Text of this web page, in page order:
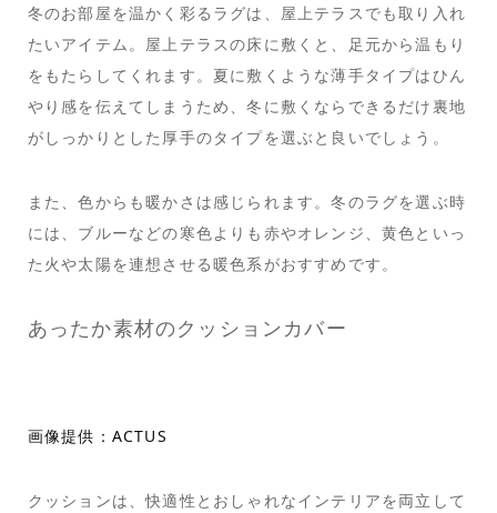
冬のお部屋を温かく彩るラグは、屋上テラスでも取り入れ
たいアイテム。屋上テラスの床に敷くと、足元から温もり
をもたらしてくれます。夏に敷くような薄手タイプはひん
やり感を伝えてしまうため、冬に敷くならできるだけ裏地
がしっかりとした厚手のタイプを選ぶと良いでしょう。
また、色からも暖かさは感じられます。冬のラグを選ぶ時
には、ブルーなどの寒色よりも赤やオレンジ、黄色といっ
た火や太陽を連想させる暖色系がおすすめです。
あったか素材のクッションカバー
画像提供：ACTUS
クッションは、快適性とおしゃれなインテリアを両立して